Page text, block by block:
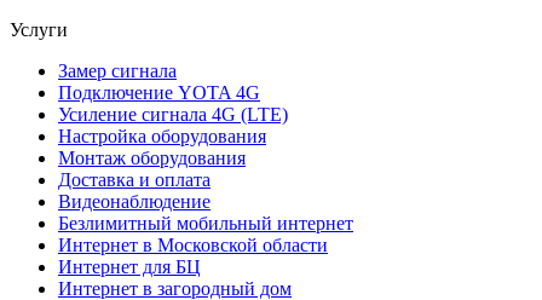
Услуги
Замер сигнала
Подключение YOTA 4G
Усиление сигнала 4G (LTE)
Настройка оборудования
Монтаж оборудования
Доставка и оплата
Видеонаблюдение
Безлимитный мобильный интернет
Интернет в Московской области
Интернет для БЦ
Интернет в загородный дом